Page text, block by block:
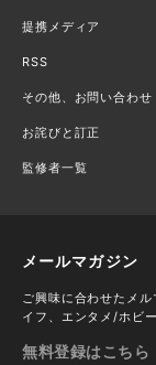
提携メディア
RSS
その他、お問い合わせ
お詫びと訂正
監修者一覧
メールマガジン
ご興味に合わせたメ
イフ、エンタメ/ホビ
無料登録はこちら